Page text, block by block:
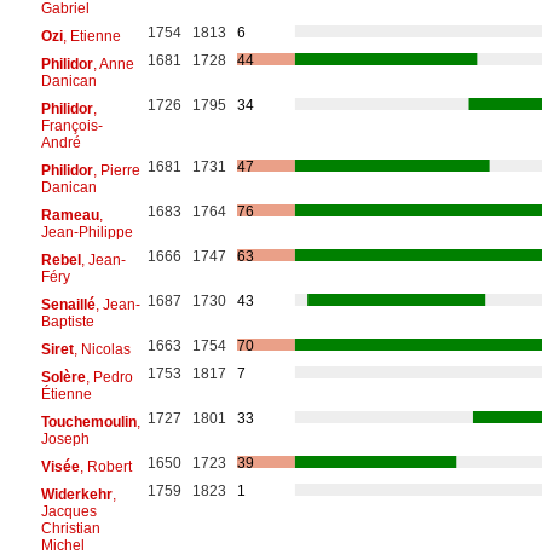
Gabriel
Ozi, Etienne 1754 1813
6
Philidor, Anne
Danican
1681 1728 44
Philidor,
François-
André
1726 1795 34
Philidor, Pierre
Danican
1681 1731 47
Rameau,
Jean-Philippe
1683 1764 76
Rebel, Jean-
Féry
1666 1747 63
Senaillé, Jean-
Baptiste
1687 1730 43
Siret, Nicolas 1663 1754
70
Solère, Pedro
Étienne
1753 1817 7
Touchemoulin,
Joseph
1727 1801 33
Visée, Robert 1650 1723
39
Widerkehr,
Jacques
Christian
Michel
1759 1823 1